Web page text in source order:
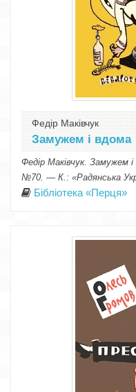
Федір Маківчук
Замужем і вдома
Федір Маківчук. Замужем
№70. — К.: «Радянська
Бібліотека «Перця»